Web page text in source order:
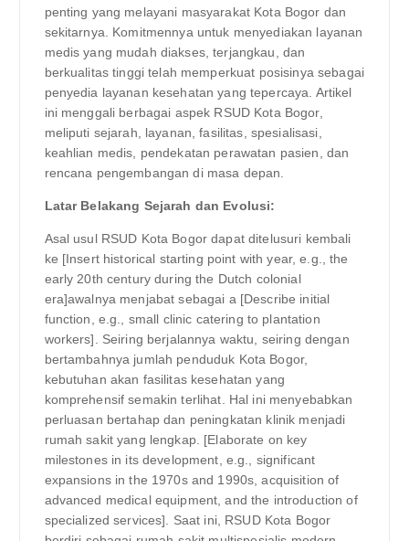
penting yang melayani masyarakat Kota Bogor dan
sekitarnya. Komitmennya untuk menyediakan layanan
medis yang mudah diakses, terjangkau, dan
berkualitas tinggi telah memperkuat posisinya sebagai
penyedia layanan kesehatan yang tepercaya. Artikel
ini menggali berbagai aspek RSUD Kota Bogor,
meliputi sejarah, layanan, fasilitas, spesialisasi,
keahlian medis, pendekatan perawatan pasien, dan
rencana pengembangan di masa depan.
Latar Belakang Sejarah dan Evolusi:
Asal usul RSUD Kota Bogor dapat ditelusuri kembali
ke [Insert historical starting point with year, e.g., the
early 20th century during the Dutch colonial
era]awalnya menjabat sebagai a [Describe initial
function, e.g., small clinic catering to plantation
workers]. Seiring berjalannya waktu, seiring dengan
bertambahnya jumlah penduduk Kota Bogor,
kebutuhan akan fasilitas kesehatan yang
komprehensif semakin terlihat. Hal ini menyebabkan
perluasan bertahap dan peningkatan klinik menjadi
rumah sakit yang lengkap. [Elaborate on key
milestones in its development, e.g., significant
expansions in the 1970s and 1990s, acquisition of
advanced medical equipment, and the introduction of
specialized services]. Saat ini, RSUD Kota Bogor